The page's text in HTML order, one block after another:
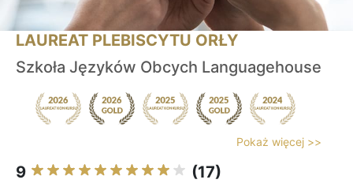
LAUREAT PLEBISCYTU ORŁY
Szkoła Języków Obcych Languagehouse
Pokaż więcej >>
9 (17)